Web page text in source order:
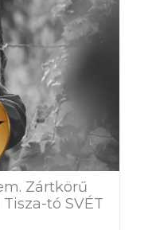
Zártkörű
tó SVÉT